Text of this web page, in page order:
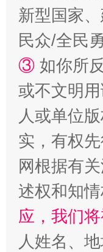
漫山遍野的桃花与
新型国家
民众/全民
③ 如你所
或不文明
人或单位
实，有权
网根据有
述权和知情
应，我们
人姓名、